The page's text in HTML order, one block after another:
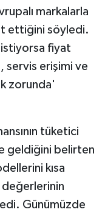
markalarla
ettiğini söyledi.
istiyorsa fiyat
servis erişimi ve
zorunda'
tüketici
geldiğini belirten
kısa
değerlerinin
Günümüzde